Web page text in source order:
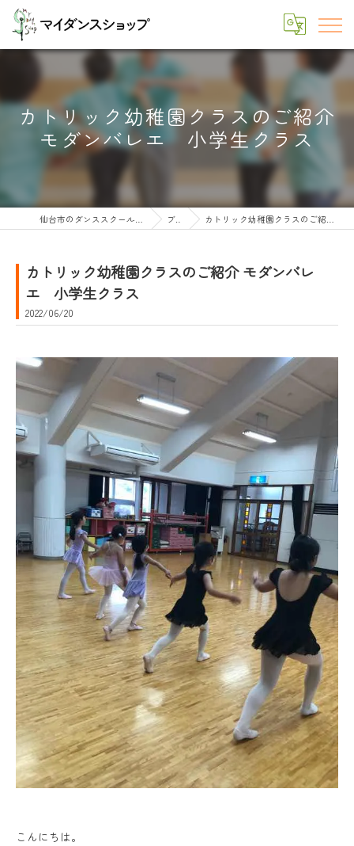
カトリック幼稚園クラスのご紹介
モダンバレエ 小学生クラス
仙台市のダンススクールならマイダンスショップ ブログ カトリック幼稚園クラスのご紹介 モダンバレエ 小学生クラス
カトリック幼稚園クラスのご紹介 モダンバレ
エ 小学生クラス
2022/06/20
こんにちは。